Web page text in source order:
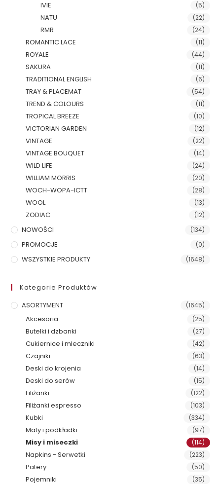
IVIE (5)
NATU (22)
RMR (24)
ROMANTIC LACE (11)
ROYALE (44)
SAKURA (11)
TRADITIONAL ENGLISH (6)
TRAY & PLACEMAT (54)
TREND & COLOURS (11)
TROPICAL BREEZE (10)
VICTORIAN GARDEN (12)
VINTAGE (22)
VINTAGE BOUQUET (14)
WILD LIFE (24)
WILLIAM MORRIS (20)
WOCH-WOPA-ICTT (28)
WOOL (13)
ZODIAC (12)
NOWOŚCI (134)
PROMOCJE (0)
WSZYSTKIE PRODUKTY (1648)
Kategorie Produktów
ASORTYMENT
(1645)
Akcesoria (25)
Butelki i dzbanki (27)
Cukiernice i mleczniki (42)
Czajniki (63)
Deski do krojenia (14)
Deski do serów (15)
Filiżanki (122)
Filiżanki espresso (103)
Kubki (334)
Maty i podkładki (97)
Misy i miseczki (114)
Napkins - Serwetki (223)
Patery (50)
Pojemniki (35)